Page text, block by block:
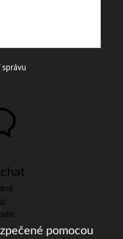
správu
pomocou